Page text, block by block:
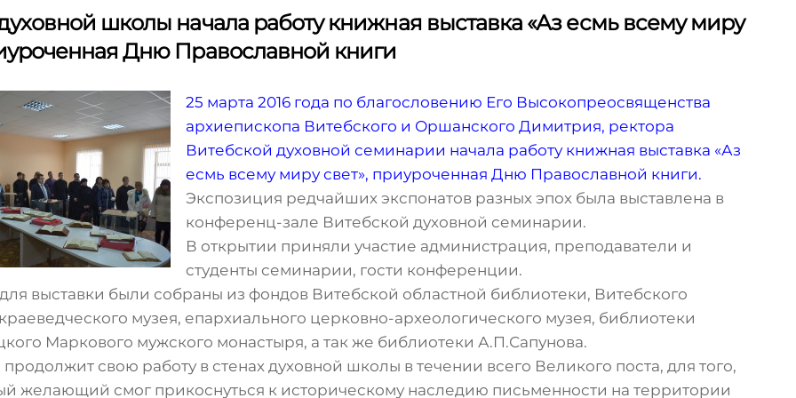
школы начала работу книжная выставка «Аз есмь всему миру
Дню Православной книги
25 марта 2016 года по благословению Его Высокопреосвященства
архиепископа Витебского и Оршанского Димитрия, ректора
Витебской духовной семинарии начала работу книжная выставка «Аз
есмь всему миру свет», приуроченная Дню Православной книги.
Экспозиция редчайших экспонатов разных эпох была выставлена в
конференц-зале Витебской духовной семинарии.
В открытии приняли участие администрация, преподаватели и
студенты семинарии, гости конференции.
выставки были собраны из фондов Витебской областной библиотеки, Витебского
музея, епархиального церковно-археологического музея, библиотеки
Маркового мужского монастыря, а так же библиотеки А.П.Сапунова.
свою работу в стенах духовной школы в течении всего Великого поста, для того,
желающий смог прикоснуться к историческому наследию письменности на территории